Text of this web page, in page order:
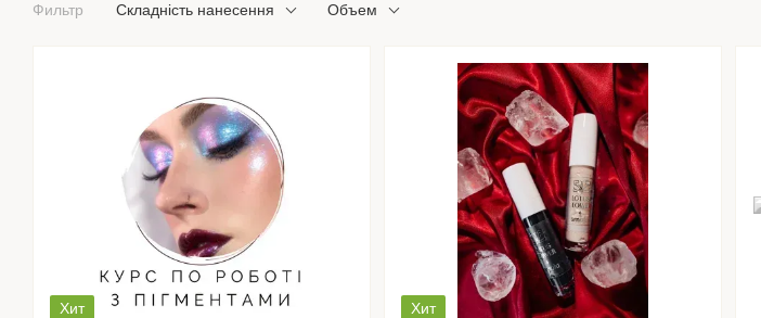
Фильтр Складність нанесення Объем
Хит
Хит